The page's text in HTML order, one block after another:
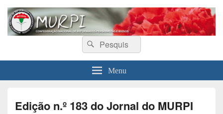
MURPI
Confederação Nacional de Reformados, Pensionistas e Idosos
Search
for:
Search
Menu
Edição n.º 183 do Jornal do MURPI